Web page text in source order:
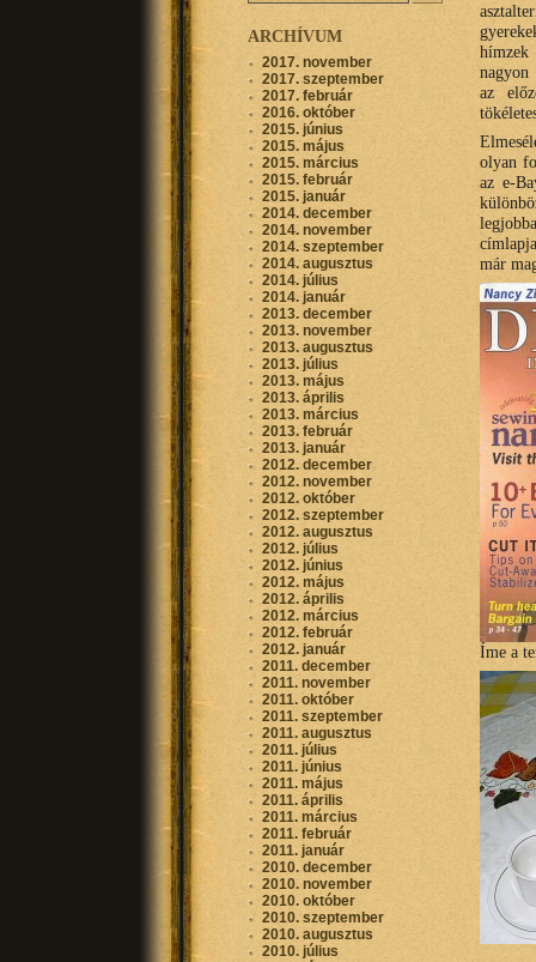
hímzek
nagyon
az
olyan
az e-
már
Íme a
ARCHÍVUM
2017. november
2017. szeptember
2017. február
2016. október
2015. június
2015. május
2015. március
2015. február
2015. január
2014. december
2014. november
2014. szeptember
2014. augusztus
2014. július
2014. január
2013. december
2013. november
2013. augusztus
2013. július
2013. május
2013. április
2013. március
2013. február
2013. január
2012. december
2012. november
2012. október
2012. szeptember
2012. augusztus
2012. július
2012. június
2012. május
2012. április
2012. március
2012. február
2012. január
2011. december
2011. november
2011. október
2011. szeptember
2011. augusztus
2011. július
2011. június
2011. május
2011. április
2011. március
2011. február
2011. január
2010. december
2010. november
2010. október
2010. szeptember
2010. augusztus
2010. július